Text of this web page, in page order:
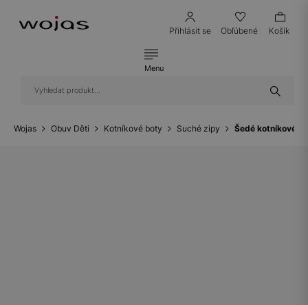
Přihlásit se Obľúbené Košík
Menu
Wojas Obuv Děti Kotníkové boty Suché zipy Šedé kotníkové